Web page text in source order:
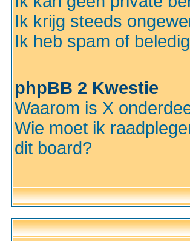
Ik krijg steeds
Ik heb spam of
phpBB 2 Kwestie
Waarom is X
Wie moet ik
dit board?